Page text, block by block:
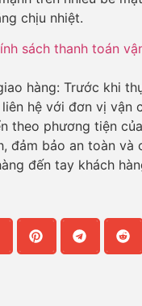
chịu nhiệt.
sách thanh toán
hàng: Trước khi
hệ với đơn vị vận
theo phương tiện
đảm bảo an toàn và
đến tay khách